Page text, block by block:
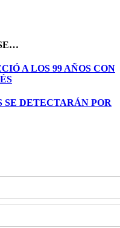
A LOS 99 AÑOS CON
SE DETECTARÁN POR